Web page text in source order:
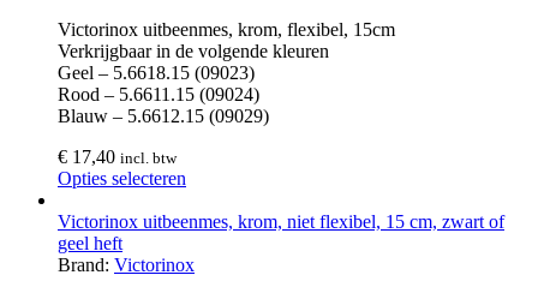
Victorinox uitbeenmes, krom, flexibel, 15cm
Verkrijgbaar in de volgende kleuren
Geel – 5.6618.15 (09023)
Rood – 5.6611.15 (09024)
Blauw – 5.6612.15 (09029)
€ 17,40 incl. btw
Opties selecteren
Victorinox uitbeenmes, krom, niet flexibel, 15 cm, zwart of
geel heft
Brand: Victorinox